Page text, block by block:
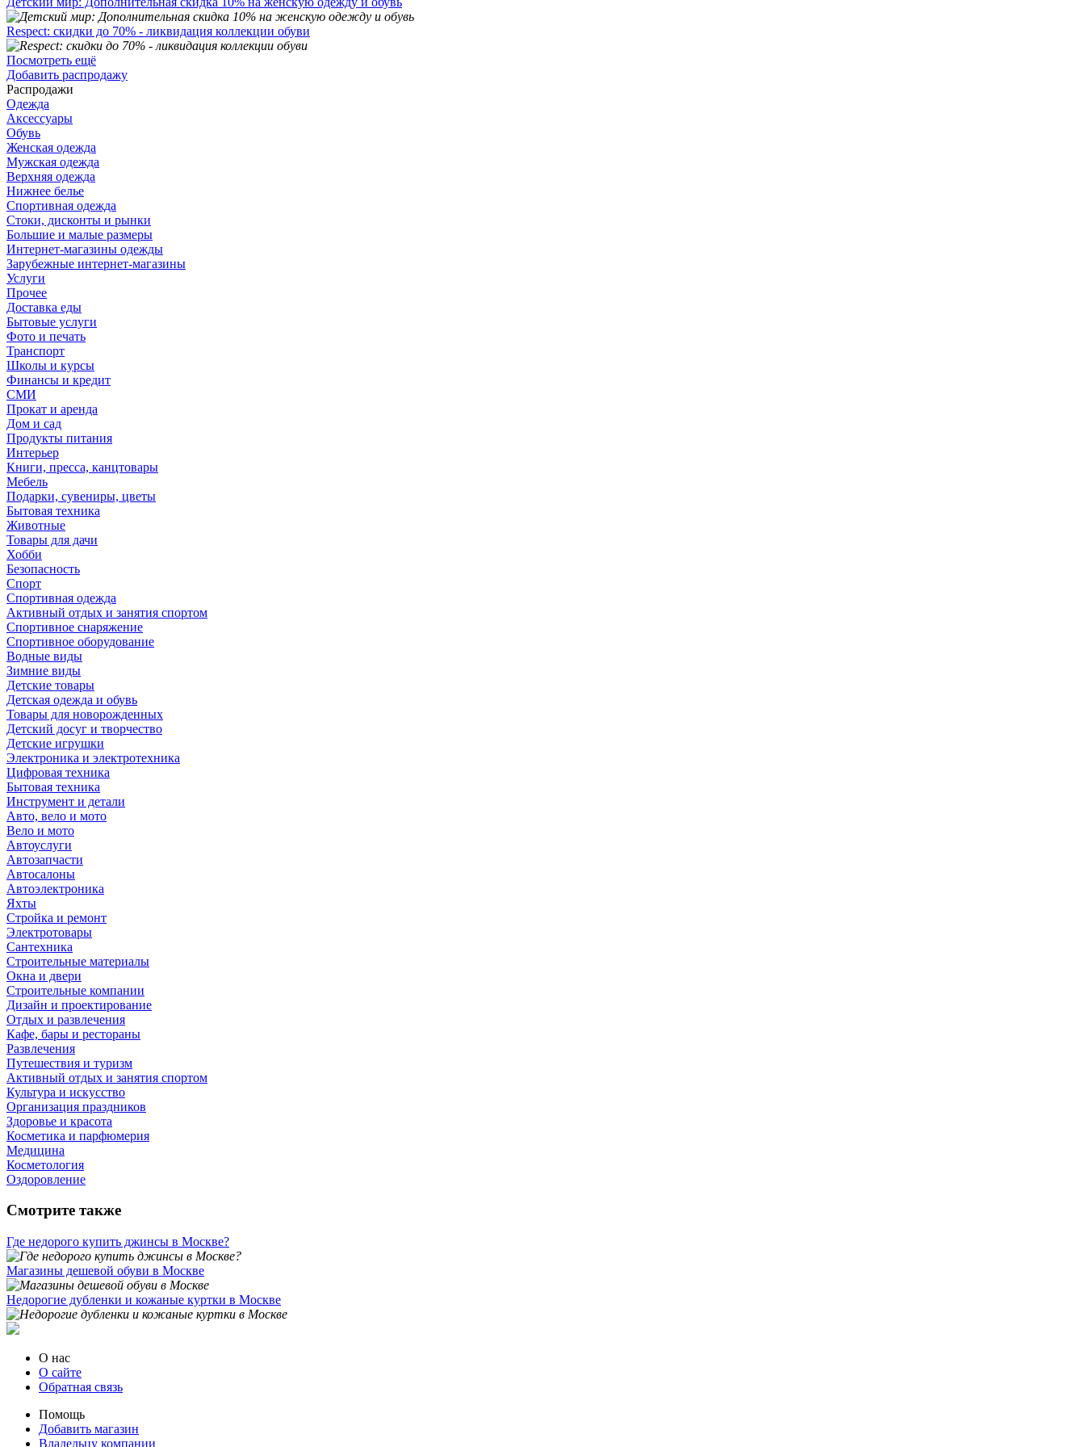
Respect: скидки до 70% - ликвидация коллекции обуви
Посмотреть ещё
Добавить распродажу
Распродажи
Одежда
Аксессуары
Обувь
Женская одежда
Мужская одежда
Верхняя одежда
Нижнее белье
Спортивная одежда
Стоки, дисконты и рынки
Большие и малые размеры
Интернет-магазины одежды
Зарубежные интернет-магазины
Услуги
Прочее
Доставка еды
Бытовые услуги
Фото и печать
Транспорт
Школы и курсы
Финансы и кредит
СМИ
Прокат и аренда
Дом и сад
Продукты питания
Интерьер
Книги, пресса, канцтовары
Мебель
Подарки, сувениры, цветы
Бытовая техника
Животные
Товары для дачи
Хобби
Безопасность
Спорт
Спортивная одежда
Активный отдых и занятия спортом
Спортивное снаряжение
Спортивное оборудование
Водные виды
Зимние виды
Детские товары
Детская одежда и обувь
Товары для новорожденных
Детский досуг и творчество
Детские игрушки
Электроника и электротехника
Цифровая техника
Бытовая техника
Инструмент и детали
Авто, вело и мото
Вело и мото
Автоуслуги
Автозапчасти
Автосалоны
Автоэлектроника
Яхты
Стройка и ремонт
Электротовары
Сантехника
Строительные материалы
Окна и двери
Строительные компании
Дизайн и проектирование
Отдых и развлечения
Кафе, бары и рестораны
Развлечения
Путешествия и туризм
Активный отдых и занятия спортом
Культура и искусство
Организация праздников
Здоровье и красота
Косметика и парфюмерия
Медицина
Косметология
Оздоровление
Смотрите также
Где недорого купить джинсы в Москве?
Магазины дешевой обуви в Москве
Недорогие дубленки и кожаные куртки в Москве
О нас
О сайте
Обратная связь
Помощь
Добавить магазин
Владельцу компании